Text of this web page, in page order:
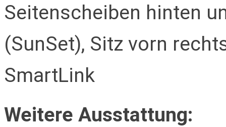
Seitenscheiben hinten
(SunSet), Sitz vorn
SmartLink
Weitere Ausstattung: